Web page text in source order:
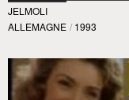
JELMOLI
ALLEMAGNE / 1993